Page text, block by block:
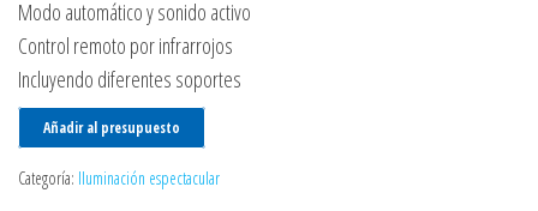
Modo automático y sonido activo
Control remoto por infrarrojos
Incluyendo diferentes soportes
Añadir al presupuesto
Categoría: Iluminación espectacular